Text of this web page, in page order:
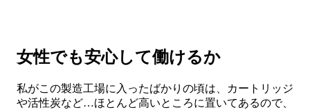
女性でも安心して働けるか
私がこの製造工場に入ったばかりの頃は、カートリッジ
や活性炭など…ほとんど高いところに置いてあるので、